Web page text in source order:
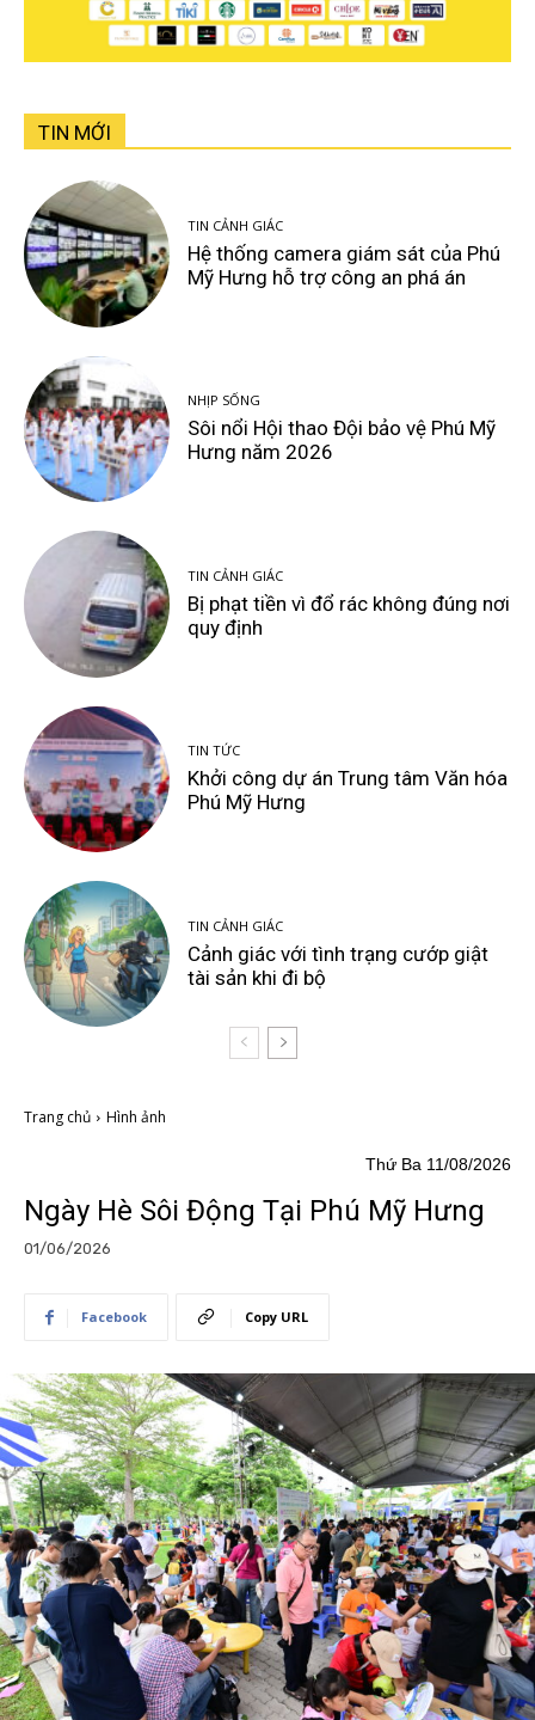
TIN MỚI
TIN CẢNH GIÁC
Hệ thống camera giám sát của Phú
Mỹ Hưng hỗ trợ công an phá án
NHỊP SỐNG
Sôi nổi Hội thao Đội bảo vệ Phú Mỹ
Hưng năm 2026
TIN CẢNH GIÁC
Bị phạt tiền vì đổ rác không đúng nơi
quy định
TIN TỨC
Khởi công dự án Trung tâm Văn hóa
Phú Mỹ Hưng
TIN CẢNH GIÁC
Cảnh giác với tình trạng cướp giật
tài sản khi đi bộ